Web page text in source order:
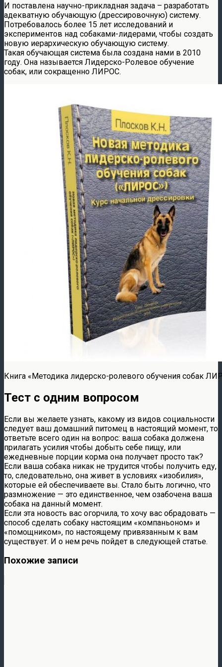
И поставлена научно-прикладная задача – разработать
адекватную обучающую (дрессировочную) систему.
Потребовалось более 15 лет исследований и
экспериментов над собаками-лидерами, чтобы создать
новую иерархическую обучающую систему.
Такая обучающая система была создана нами в 2010
году. Она называется Лидерско-Ролевое обучение
собак, или сокращенно ЛИРОС.
Книга «Методика лидерско-ролевого обучения собак
Тест с одним вопросом
Если вы желаете узнать, какому из видов социальности
следует ваш домашний питомец в настоящий момент, то
ответьте всего один на вопрос: ваша собака должена
прилагать усилия чтобы добыть себе пищу, или
ежедневные порции корма она получает просто так?
Если ваша собака никак не трудится чтобы получить еду,
то, следовательно, она живет в условиях «изобилия»,
которые ей обеспечиваете вы. Стало быть логично, что
размножение — это единственное, чем озабочена ваша
собака на данный момент.
Если эта новость вас огорчила, то хочу вас обрадовать —
способ сделать собаку настоящим «компаньоном» и
«помощником», по настоящему привязанным к вам
существует. И о нем речь пойдет в следующей статье.
Похожие записи